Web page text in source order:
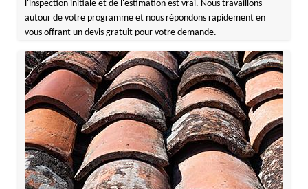
l'inspection initiale et de l'estimation est vrai. Nous travaillons
autour de votre programme et nous répondons rapidement en
vous offrant un devis gratuit pour votre demande.